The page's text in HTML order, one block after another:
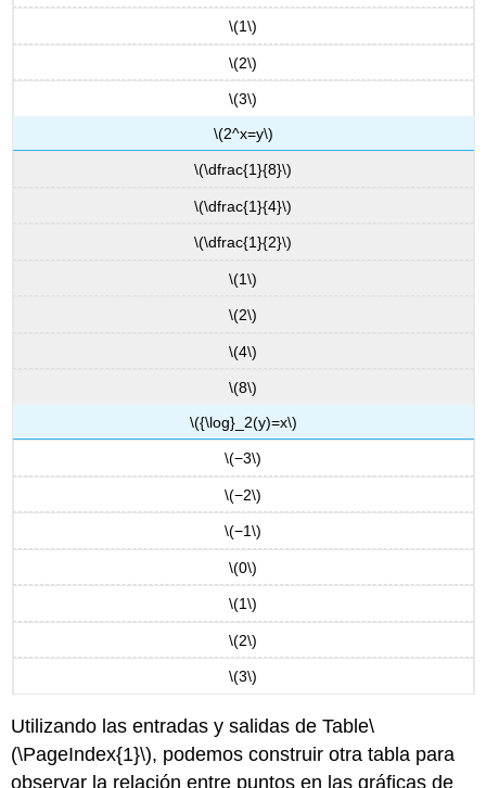
\(1\)
\(2\)
\(3\)
\(2^x=y\)
\(\dfrac{1}{8}\)
\(\dfrac{1}{4}\)
\(\dfrac{1}{2}\)
\(1\)
\(2\)
\(4\)
\(8\)
\({\log}_2(y)=x\)
\(−3\)
\(−2\)
\(−1\)
\(0\)
\(1\)
\(2\)
\(3\)
Utilizando las entradas y salidas de Table\
(\PageIndex{1}\), podemos construir otra tabla para
observar la relación entre puntos en las gráficas de